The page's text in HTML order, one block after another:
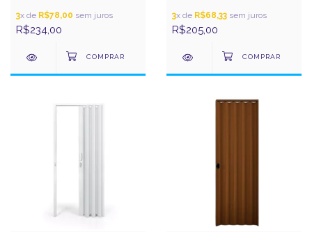
3x de R$78,00 sem juros
R$234,00
3x de R$68,33 sem juros
R$205,00